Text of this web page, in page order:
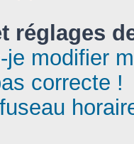
réglages
je modifier
correcte !